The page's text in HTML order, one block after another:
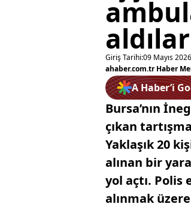
aldılar
Giriş Tarihi:09 Mayıs
ahaber.com.tr Haber
A Haber’i
Bursa’nın
çıkan
Yaklaşık 20
alınan bir
yol açtı. Polis
alınmak